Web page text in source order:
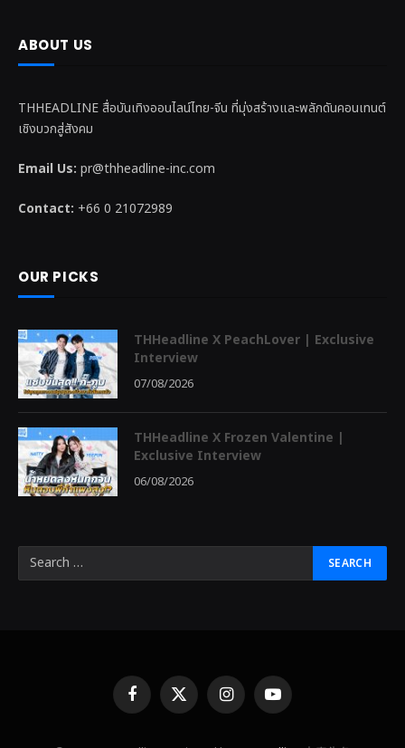
ABOUT US
THHEADLINE สื่อบันเทิงออนไลน์ไทย-จีน ที่มุ่งสร้างและพลักดันคอนเทนต์
เชิงบวกสู่สังคม
Email Us: pr@thheadline-inc.com
Contact: +66 0 21072989
OUR PICKS
THHeadline X PeachLover | Exclusive
Interview
07/08/2026
THHeadline X Frozen Valentine |
Exclusive Interview
06/08/2026
FacebookX
(Twitter)
InstagramYouTube